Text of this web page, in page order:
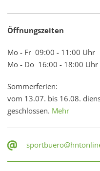
Öffnungszeiten
Mo - Fr 09:00 - 11:00 Uhr
Mo - Do 16:00 - 18:00 Uhr
Sommerferien:
vom 13.07. bis 16.08.
geschlossen. Mehr